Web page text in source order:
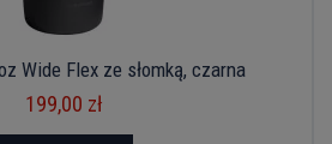
Wide Flex ze słomką, czarna
199,00 zł